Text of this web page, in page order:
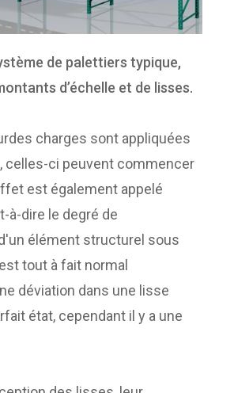
de palettiers typique,
d’échelle et de lisses.
charges sont appliquées
celles-ci peuvent commencer
est également appelé
à-dire le degré de
élément structurel sous
tout à fait normal
déviation dans une lisse
état, cependant il y a une